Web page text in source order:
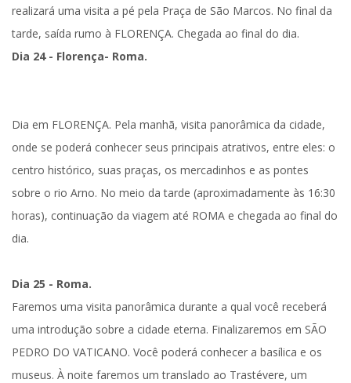
realizará uma visita a pé pela Praça de São Marcos. No final da
tarde, saída rumo à FLORENÇA. Chegada ao final do dia.
Dia 24 - Florença- Roma.
Dia em FLORENÇA. Pela manhã, visita panorâmica da cidade,
onde se poderá conhecer seus principais atrativos, entre eles: o
centro histórico, suas praças, os mercadinhos e as pontes
sobre o rio Arno. No meio da tarde (aproximadamente às 16:30
horas), continuação da viagem até ROMA e chegada ao final do
dia.
Dia 25 - Roma.
Faremos uma visita panorâmica durante a qual você receberá
uma introdução sobre a cidade eterna. Finalizaremos em SÃO
PEDRO DO VATICANO. Você poderá conhecer a basílica e os
museus. À noite faremos umtranslado ao Trastévere, um